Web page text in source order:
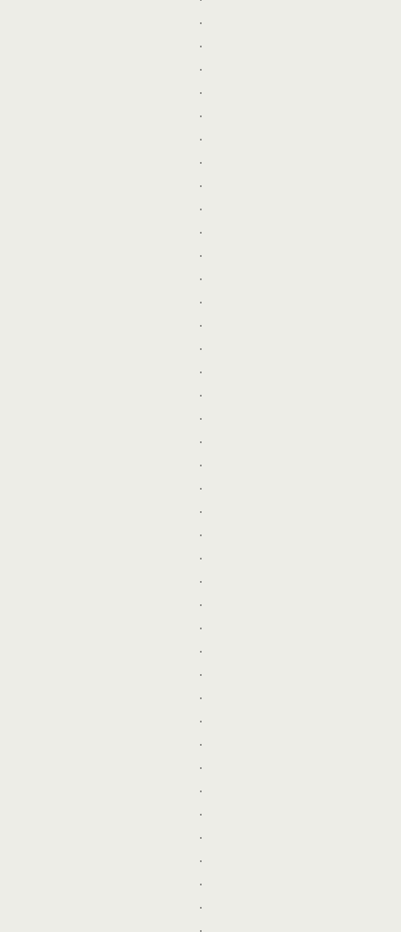
.
.
.
.
.
.
.
.
.
.
.
.
.
.
.
.
.
.
.
.
.
.
.
.
.
.
.
.
.
.
.
.
.
.
.
.
.
.
.
.